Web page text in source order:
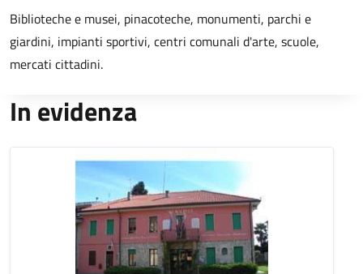
Biblioteche e musei, pinacoteche, monumenti, parchi e
giardini, impianti sportivi, centri comunali d'arte, scuole,
mercati cittadini.
In evidenza